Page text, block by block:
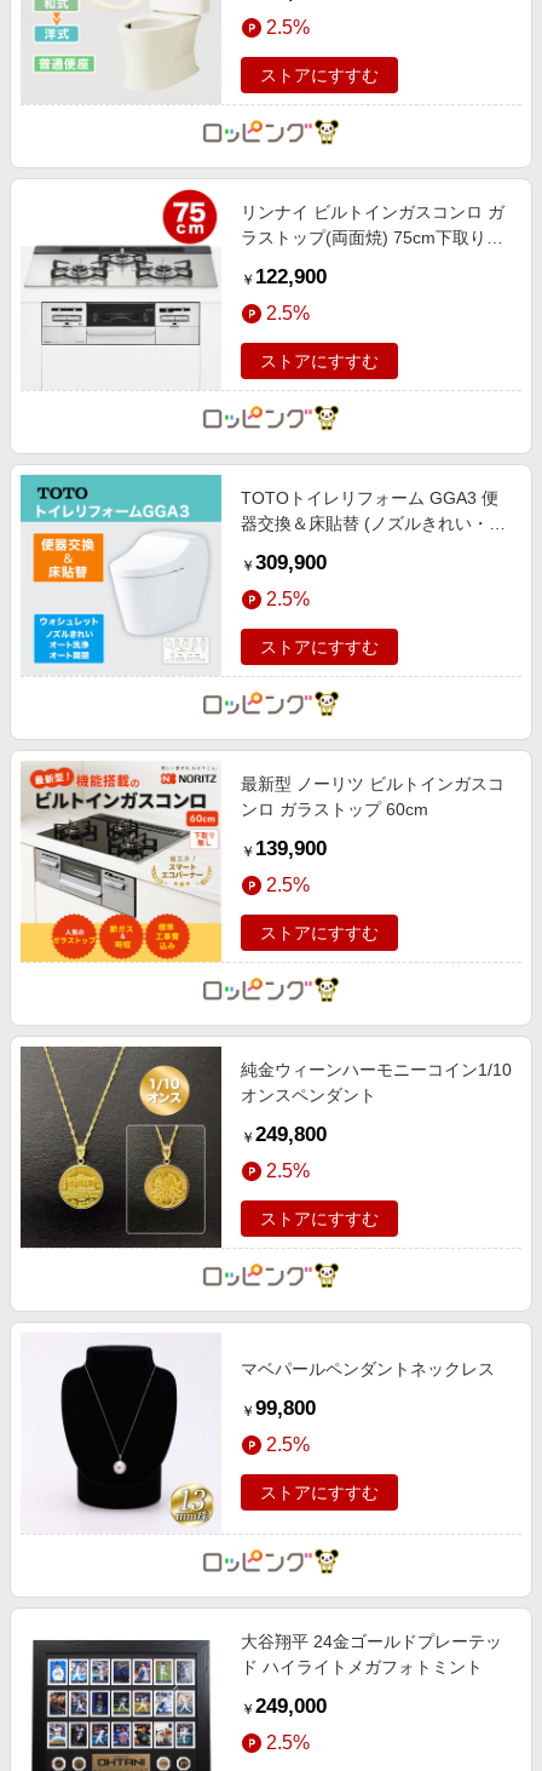
2.5%
ストアにすすむ
リンナイ ビルトインガスコンロ ガ
ラストップ(両面焼) 75cm下取りあ
￥ 122,900
2.5%
ストアにすすむ
TOTOトイレリフォーム GGA3 便
器交換＆床貼替 (ノズルきれい・オ
￥ 309,900
2.5%
ストアにすすむ
最新型 ノーリツ ビルトインガスコ
ンロ ガラストップ 60cm
￥ 139,900
2.5%
ストアにすすむ
純金ウィーンハーモニーコイン1/10
オンスペンダント
￥ 249,800
2.5%
ストアにすすむ
マベパールペンダントネックレス
￥ 99,800
2.5%
ストアにすすむ
大谷翔平 24金ゴールドプレーテッ
ド ハイライトメガフォトミント
￥ 249,000
2.5%